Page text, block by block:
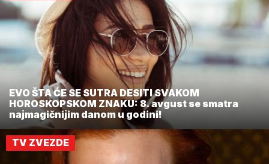
EVO ŠTA ĆE SE SUTRA DESITI SVAKOM
HOROSKOPSKOM ZNAKU: 8. avgust se smatra
najmagičnijim danom u godini!
TV ZVEZDE